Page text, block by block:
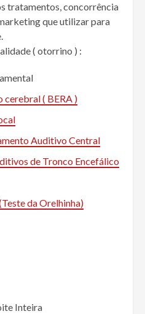
tratamentos, concorrência
que utilizar para
( otorrino ) :
( BERA )
Auditivo Central
de Tronco Encefálico
da Orelhinha)
Inteira